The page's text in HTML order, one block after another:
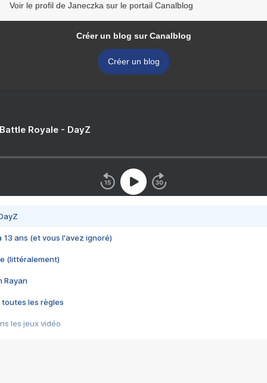
Voir le profil de Janeczka sur le portail Canalblog
Créer un blog sur Canalblog
Créer un blog
Royale - DayZ
13 ans (et vous l'avez ignoré)
(littéralement)
Rayan
toutes les règles
les jeux vidéo